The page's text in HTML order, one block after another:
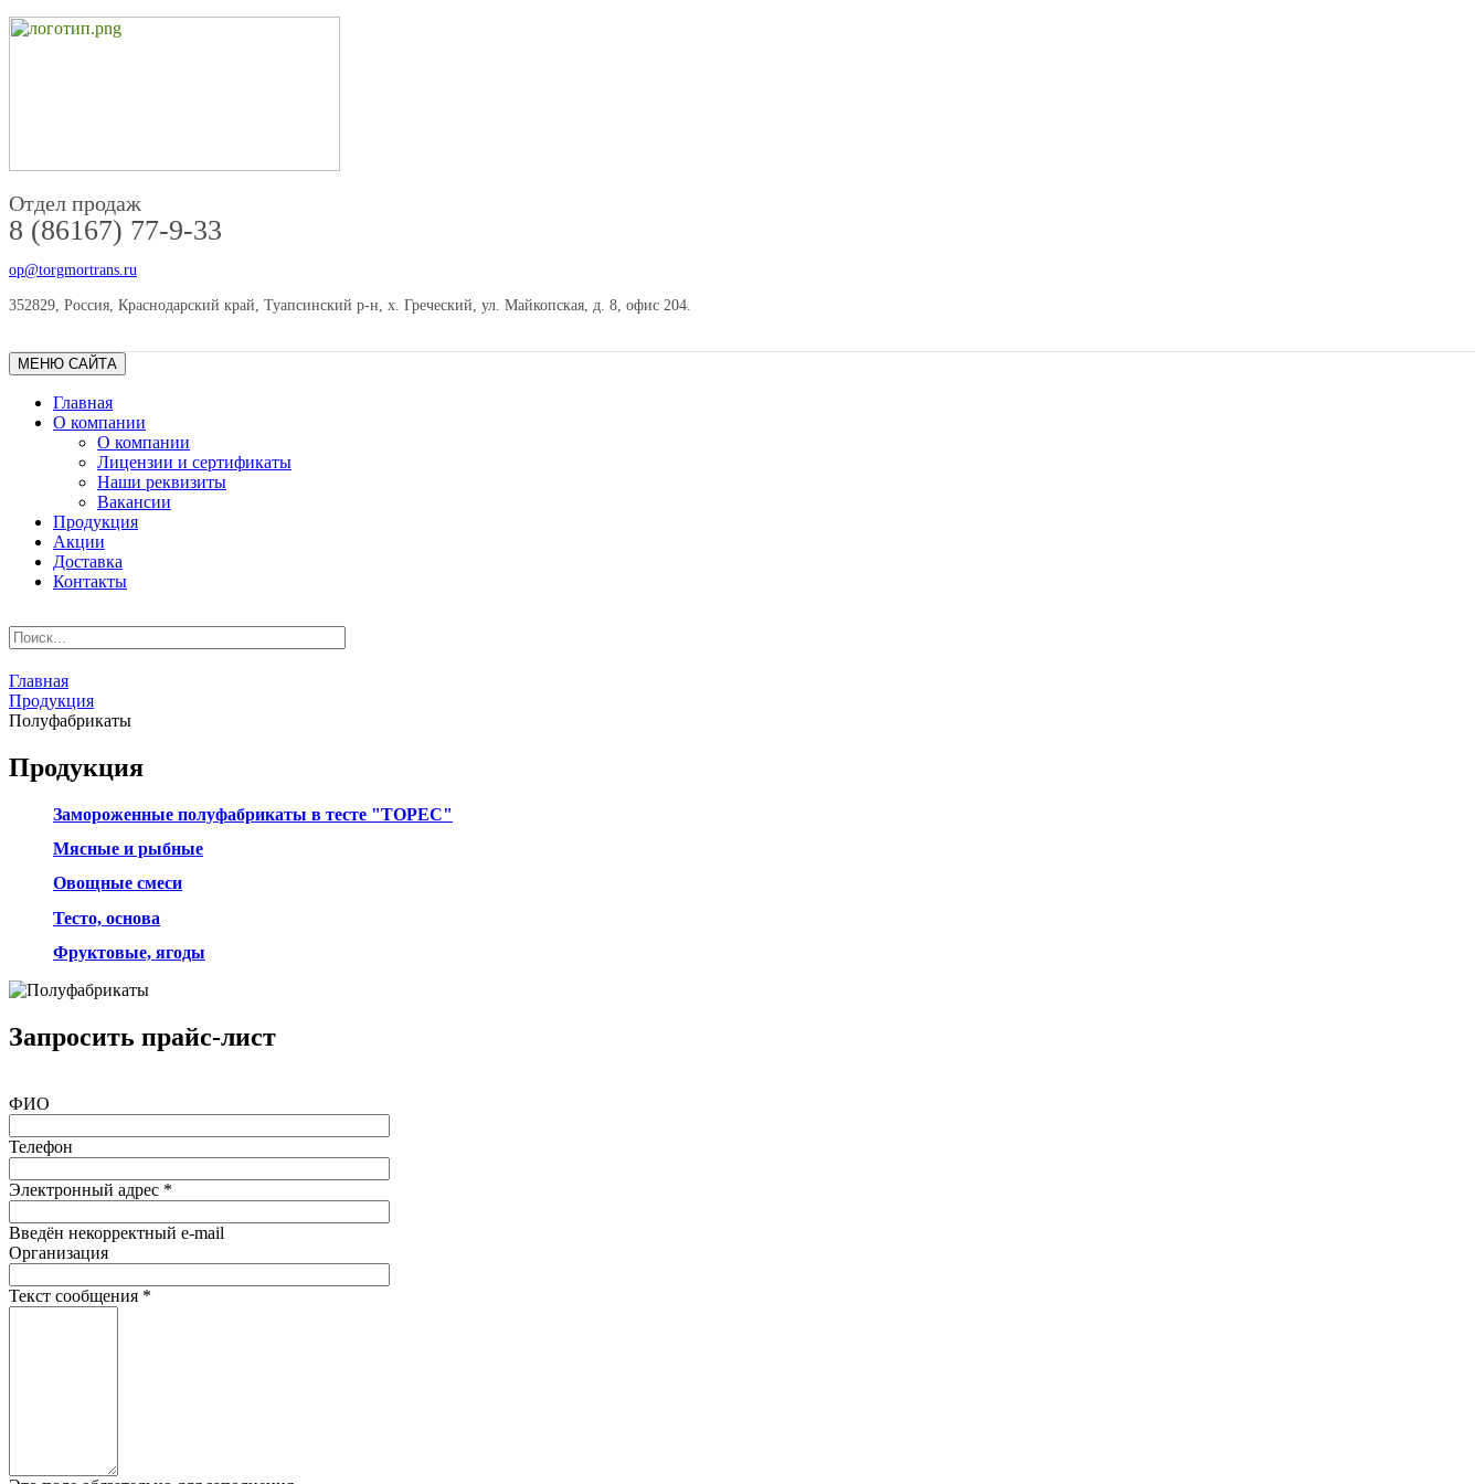
Отдел продаж
8 (86167) 77-9-33
op@torgmortrans.ru
352829, Россия, Краснодарский край, Туапсинский р-н, х. Греческий, ул. Майкопская, д. 8, офис 204.
МЕНЮ САЙТА
Главная
О компании
О компании
Лицензии и сертификаты
Наши реквизиты
Вакансии
Продукция
Акции
Доставка
Контакты
Главная
Продукция
Полуфабрикаты
Продукция
Замороженные полуфабрикаты в тесте "ТОРЕС"
Мясные и рыбные
Овощные смеси
Тесто, основа
Фруктовые, ягоды
Запросить прайс-лист
ФИО
Телефон
Электронный адрес *
Введён некорректный e-mail
Организация
Текст сообщения *